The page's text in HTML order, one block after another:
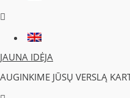
JAUNA IDĖJA
AUGINKIME JŪSŲ VERSLĄ